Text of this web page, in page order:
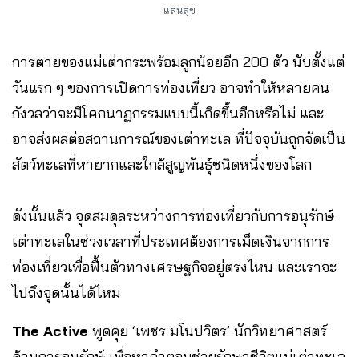
แสนสุข
การตายของแม่เต่ากระพร้อมลูกน้อยอีก 200 ตัว นับตั้งแต่
วันแรก ๆ ของการเปิดการท่องเที่ยว อาจทำให้หลายคน
กังวลว่าจะมีโศกนาฏกรรมแบบนี้เกิดขึ้นอีกหรือไม่ และ
อาจส่งผลต่อสถานการณ์ของเต่าทะเล ที่ปัจจุบันถูกจัดเป็น
สัตว์ทะเลที่หายากและใกล้สูญพันธุ์ชนิดหนึ่งของโลก
ดังนั้นแล้ว จุดสมดุลระหว่างการท่องเที่ยวกับการอนุรักษ์
เต่าทะเลในช่วงเวลาที่ประเทศต้องการเม็ดเงินจากการ
ท่องเที่ยวเพื่อฟื้นตัวทางเศรษฐกิจอยู่ตรงไหน และเราจะ
ไปถึงจุดนั้นได้ไหม
The Active พูดคุย ‘เพชร มโนปวิตร’ นักวิทยาศาสตร์